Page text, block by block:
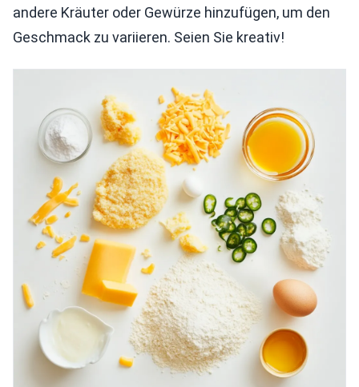
andere Kräuter oder Gewürze hinzufügen, um den
Geschmack zu variieren. Seien Sie kreativ!